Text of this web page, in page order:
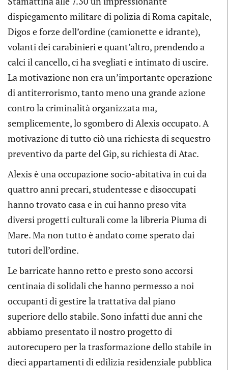
dispiegamento militare di polizia di Roma capitale,
Digos e forze dell’ordine (camionette e idrante),
volanti dei carabinieri e quant’altro, prendendo a
calci il cancello, ci ha svegliati e intimato di uscire.
La motivazione non era un’importante operazione
di antiterrorismo, tanto meno una grande azione
contro la criminalità organizzata ma,
semplicemente, lo sgombero di Alexis occupato. A
motivazione di tutto ciò una richiesta di sequestro
preventivo da parte del Gip, su richiesta di Atac.
Alexis è una occupazione socio-abitativa in cui da
quattro anni precari, studentesse e disoccupati
hanno trovato casa e in cui hanno preso vita
diversi progetti culturali come la libreria Piuma di
Mare. Ma non tutto è andato come sperato dai
tutori dell’ordine.
Le barricate hanno retto e presto sono accorsi
centinaia di solidali che hanno permesso a noi
occupanti di gestire la trattativa dal piano
superiore dello stabile. Sono infatti due anni che
abbiamo presentato il nostro progetto di
autorecupero per la trasformazione dello stabile in
dieci appartamenti di edilizia residenziale pubblica